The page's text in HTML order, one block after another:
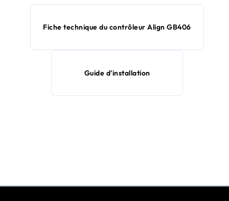
Fiche technique du contrôleur Align GB406
Guide d'installation